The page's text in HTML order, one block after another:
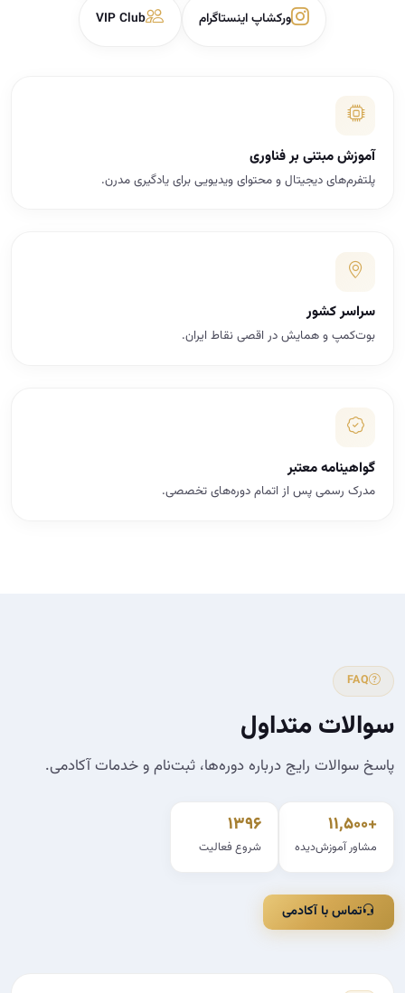
ورکشاپ اینستاگرام VIP Club
آموزش مبتنی بر فناوری
پلتفرم‌های دیجیتال و محتوای ویدیویی برای یادگیری مدرن.
سراسر کشور
بوت‌کمپ و همایش در اقصی نقاط ایران.
گواهینامه معتبر
مدرک رسمی پس از اتمام دوره‌های تخصصی.
FAQ
سوالات متداول
پاسخ سوالات رایج درباره دوره‌ها، ثبت‌نام و خدمات آکادمی.
+۱۱,۵۰۰
مشاور آموزش‌دیده
۱۳۹۶
شروع فعالیت
تماس با آکادمی